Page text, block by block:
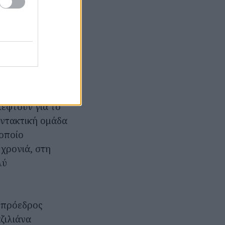
Justin Bieber
σεισμού
ότι
για το
ομάδα
στη